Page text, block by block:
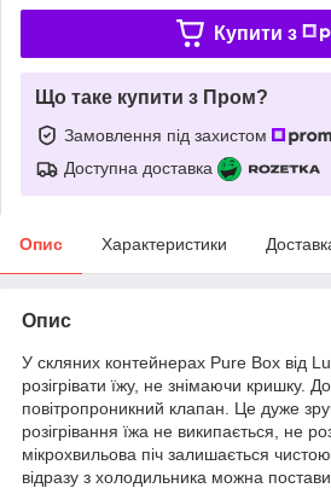
Купити з
Що таке купити з Пром?
Замовлення під захистом
Доступна доставка
Опис Характеристики
Опис
У скляних контейнерах Pure Box від
розігрівати їжу, не знімаючи кришку.
повітропроникний клапан. Це дуже
розігрівання їжа не википається, не
мікрохвильова піч залишається
відразу з холодильника можна